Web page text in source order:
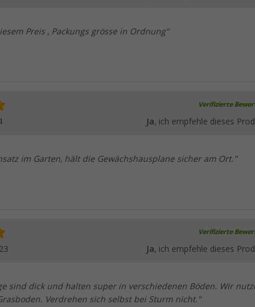
Preis , Packungs grösse in Ordnung"
Verifizierte
Ja, ich empfehle dieses
im Garten, hält die Gewächshausplane sicher am Ort."
Verifizierte
Ja, ich empfehle dieses
sind dick und halten super in verschiedenen Böden. Wir
Verdrehen sich selbst bei Sturm nicht."